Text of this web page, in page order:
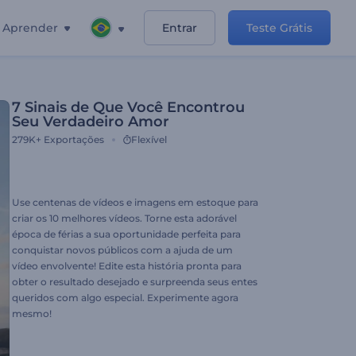
Aprender Entrar Teste Grátis
7 Sinais de Que Você Encontrou
Seu Verdadeiro Amor
279K+ Exportações Flexível
Use centenas de vídeos e imagens em estoque para
criar os 10 melhores vídeos. Torne esta adorável
época de férias a sua oportunidade perfeita para
conquistar novos públicos com a ajuda de um
vídeo envolvente! Edite esta história pronta para
obter o resultado desejado e surpreenda seus entes
queridos com algo especial. Experimente agora
mesmo!